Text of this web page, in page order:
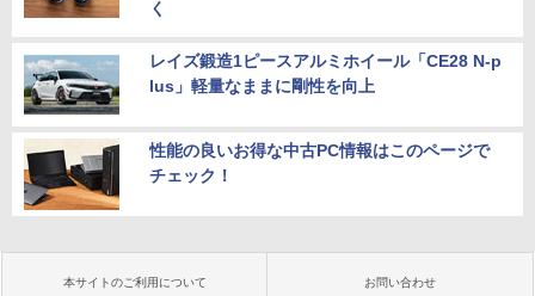
く
レイズ鍛造1ピースアルミホイール「CE28 N-p
lus」軽量なままに剛性を向上
性能の良いお得な中古PC情報はこのページで
チェック！
本サイトのご利用について お問い合わせ